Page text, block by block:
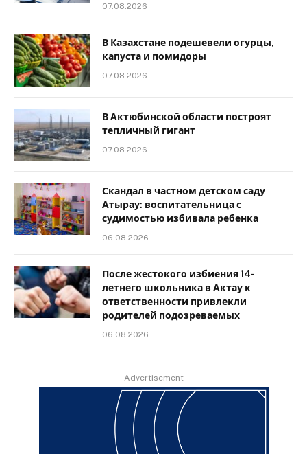
07.08.2026
В Казахстане подешевели огурцы,
капуста и помидоры
07.08.2026
В Актюбинской области построят
тепличный гигант
07.08.2026
Скандал в частном детском саду
Атырау: воспитательница с
судимостью избивала ребенка
06.08.2026
После жестокого избиения 14-
летнего школьника в Актау к
ответственности привлекли
родителей подозреваемых
06.08.2026
Advertisement